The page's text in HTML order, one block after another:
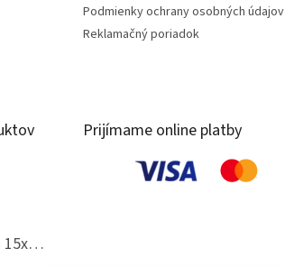
Podmienky ochrany osobných údajov
Reklamačný poriadok
5 z 5 hviezdičiek.
Sklenená lucerna 15x20cm
Prijímame online platby